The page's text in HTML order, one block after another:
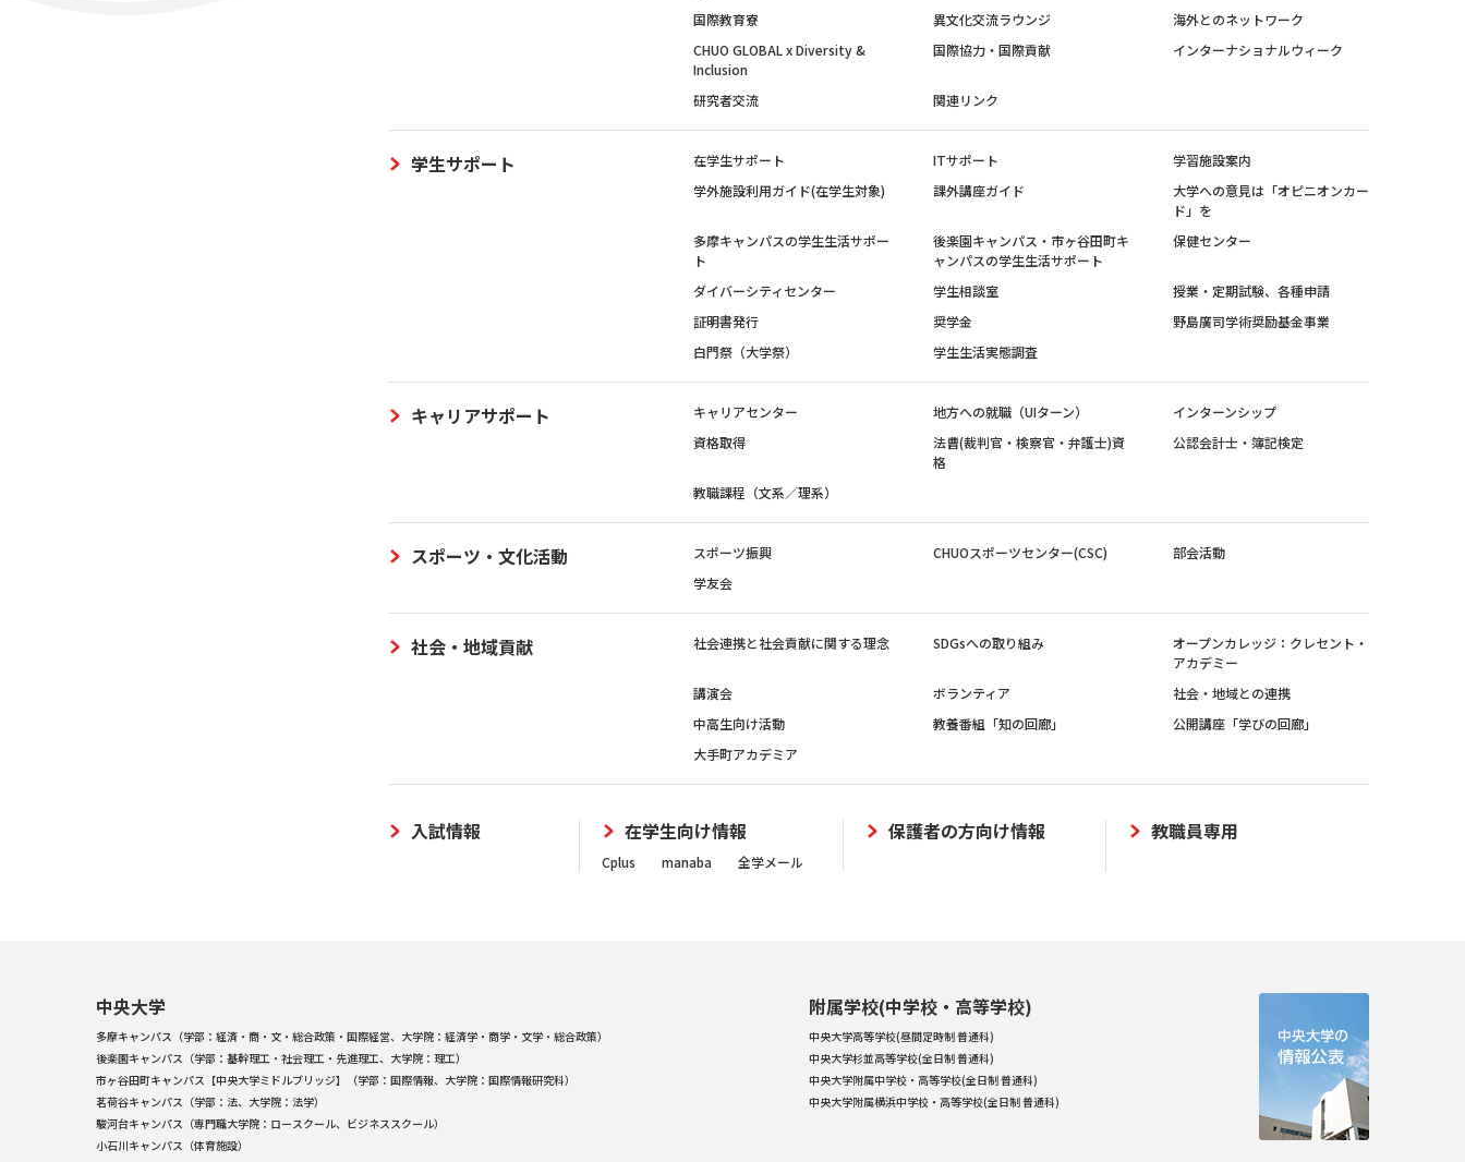
国際教育寮 異文化交流ラウンジ
海外とのネットワーク
CHUO GLOBAL x Diversity &
Inclusion
国際協力・国際貢献 インターナショナルウィーク
研究者交流 関連リンク
学生サポート 在学生サポート ITサポート
学習施設案内
学外施設利用ガイド(在学生対象)
課外講座ガイド
大学への意見は「オピニオンカー
ド」を
多摩キャンパスの学生生活サポー
ト
後楽園キャンパス・市ヶ谷田町キ
ャンパスの学生生活サポート
保健センター
ダイバーシティセンター 学生相談室
授業・定期試験、各種申請
証明書発行
奨学金
野島廣司学術奨励基金事業
白門祭（大学祭）
学生生活実態調査
キャリアサポート キャリアセンター 地方への就職（UIターン）
インターンシップ
資格取得
法曹(裁判官・検察官・弁護士)資
格
公認会計士・簿記検定
教職課程（文系／理系）
スポーツ・文化活動 スポーツ振興 CHUOスポーツセンター(CSC)
部会活動
学友会
社会・地域貢献 社会連携と社会貢献に関する理念 SDGsへの取り組み
オープンカレッジ：クレセント・
アカデミー
講演会
ボランティア
社会・地域との連携
中高生向け活動
教養番組「知の回廊」
公開講座「学びの回廊」
大手町アカデミア
入試情報 在学生向け情報
Cplus manaba 全学メール
保護者の方向け情報 教職員専用
中央大学
多摩キャンパス（学部：経済・商・文・総合政策・国際経営、大学院：経済学・商学・文学・総合政策）
後楽園キャンパス（学部：基幹理工・社会理工・先進理工、大学院：理工）
市ヶ谷田町キャンパス【中央大学ミドルブリッジ】（学部：国際情報、大学院：国際情報研究科）
茗荷谷キャンパス（学部：法、大学院：法学）
駿河台キャンパス（専門職大学院：ロースクール、ビジネススクール）
小石川キャンパス（体育施設）
附属学校(中学校・高等学校)
中央大学高等学校(昼間定時制 普通科)
中央大学杉並高等学校(全日制 普通科)
中央大学附属中学校・高等学校(全日制 普通科)
中央大学附属横浜中学校・高等学校(全日制 普通科)